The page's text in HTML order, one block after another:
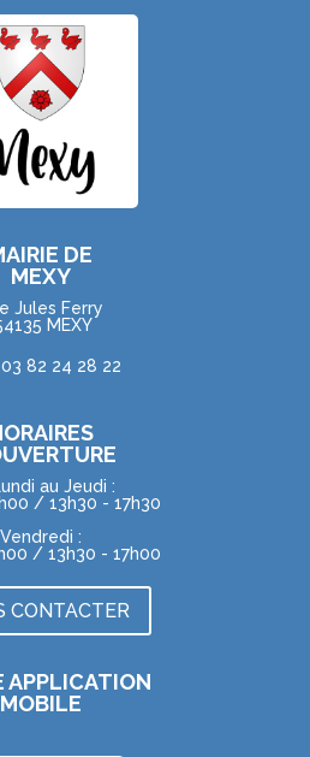
DE
MEXY
Jules Ferry
MEXY
03 82 24 28 22
au Jeudi :
/ 13h30 - 17h30
Vendredi :
/ 13h30 - 17h00
CONTACTER
APPLICATION
MOBILE